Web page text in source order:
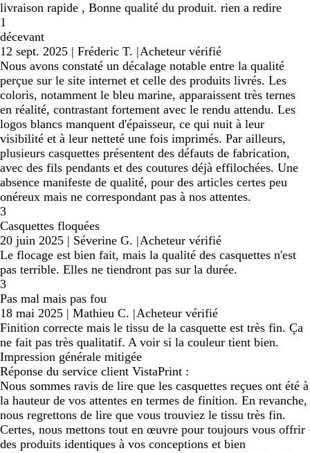
livraison rapide , Bonne qualité du produit. rien a redire
1
décevant
12 sept. 2025 | Fréderic T. |Acheteur vérifié
Nous avons constaté un décalage notable entre la qualité
perçue sur le site internet et celle des produits livrés. Les
coloris, notamment le bleu marine, apparaissent très ternes
en réalité, contrastant fortement avec le rendu attendu. Les
logos blancs manquent d'épaisseur, ce qui nuit à leur
visibilité et à leur netteté une fois imprimés. Par ailleurs,
plusieurs casquettes présentent des défauts de fabrication,
avec des fils pendants et des coutures déjà effilochées. Une
absence manifeste de qualité, pour des articles certes peu
onéreux mais ne correspondant pas à nos attentes.
3
Casquettes floquées
20 juin 2025 | Séverine G. |Acheteur vérifié
Le flocage est bien fait, mais la qualité des casquettes n'est
pas terrible. Elles ne tiendront pas sur la durée.
3
Pas mal mais pas fou
18 mai 2025 | Mathieu C. |Acheteur vérifié
Finition correcte mais le tissu de la casquette est très fin. Ça
ne fait pas très qualitatif. A voir si la couleur tient bien.
Impression générale mitigée
Réponse du service client VistaPrint :
Nous sommes ravis de lire que les casquettes reçues ont été à
la hauteur de vos attentes en termes de finition. En revanche,
nous regrettons de lire que vous trouviez le tissu très fin.
Certes, nous mettons tout en œuvre pour toujours vous offrir
des produits identiques à vos conceptions et bien